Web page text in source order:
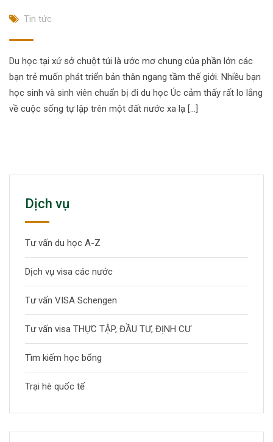
Tin tức
Du học tại xứ sở chuột túi là ước mơ chung của phần lớn các
bạn trẻ muốn phát triển bản thân ngang tầm thế giới. Nhiều bạn
học sinh và sinh viên chuẩn bị đi du học Úc cảm thấy rất lo lắng
về cuộc sống tự lập trên một đất nước xa lạ […]
Dịch vụ
Tư vấn du học A-Z
Dịch vụ visa các nước
Tư vấn VISA Schengen
Tư vấn visa THỰC TẬP, ĐẦU TƯ, ĐỊNH CƯ
Tìm kiếm học bổng
Trại hè quốc tế